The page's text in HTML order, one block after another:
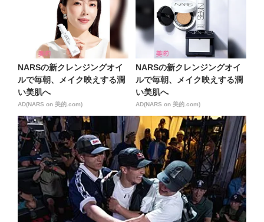
NARSの新クレンジングオイ
ルで毎朝、メイク映えする潤
い美肌へ
AD(NARS on 美的.com)
NARSの新クレンジングオイ
ルで毎朝、メイク映えする潤
い美肌へ
AD(NARS on 美的.com)